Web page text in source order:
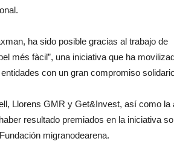
ha sido posible gracias al trabajo de
més fàcil”, una iniciativa que ha
con un gran compromiso
Llorens GMR y Get&Invest, así como la
resultado premiados en la iniciativa
migranodearena.